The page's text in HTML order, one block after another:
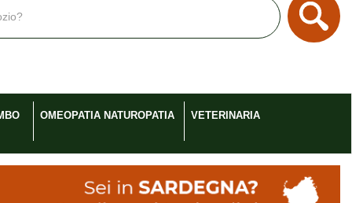
OMEOPATIA NATUROPATIA VETERINARIA